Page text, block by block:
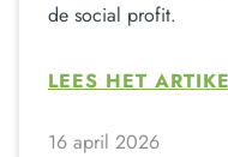
de social profit.
LEES HET
16 april 2026